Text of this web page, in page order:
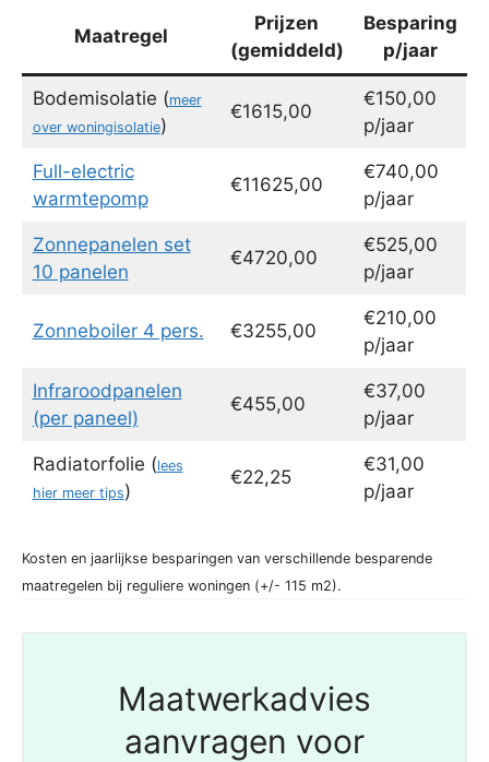
Maatregel
Prijzen
(gemiddeld)
Besparing
p/jaar
Bodemisolatie (meer
over woningisolatie)
€1615,00
€150,00
p/jaar
Full-electric
warmtepomp
€11625,00
€740,00
p/jaar
Zonnepanelen set
10 panelen
€4720,00
€525,00
p/jaar
Zonneboiler 4 pers. €3255,00
€210,00
p/jaar
Infraroodpanelen
(per paneel)
€455,00
€37,00
p/jaar
Radiatorfolie (lees
hier meer tips)
€22,25
€31,00
p/jaar
Kosten en jaarlijkse besparingen van verschillende besparende
maatregelen bij reguliere woningen (+/- 115 m2).
Maatwerkadvies
aanvragen voor